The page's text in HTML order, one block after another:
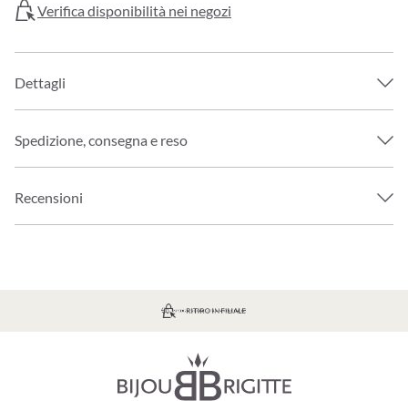
Verifica disponibilità nei negozi
Dettagli
Spedizione, consegna e reso
Recensioni
SPEDIZIONE GRATUITA A PARTIRE DA 39€